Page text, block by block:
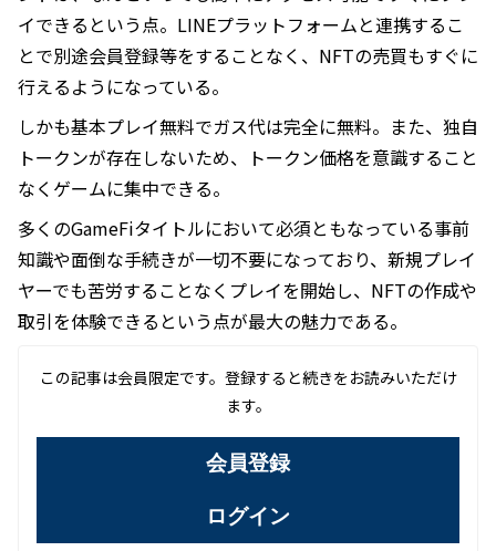
目次
資産性ミリオンアーサー
Game The Walking Dead: Emp
SHRAPNEL
エルゴズム
BIG TIME
注目を集める『資産性ミリオンアーサー』
国内では『資産性ミリオンアーサー』が多くのBCG（ブロ
ックチェーンゲーム）プレイヤーから注目を集め高い評価
を得ている。
同作はLINEプラットフォーム上で展開されているブラウ
ザゲーム及びデジタルシール収集ゲーム。注目すべきポイ
ントは、なんといっても簡単にアクセス可能ですぐにプレ
イできるという点。LINEプラットフォームと連携するこ
とで別途会員登録等をすることなく、NFTの売買もすぐに